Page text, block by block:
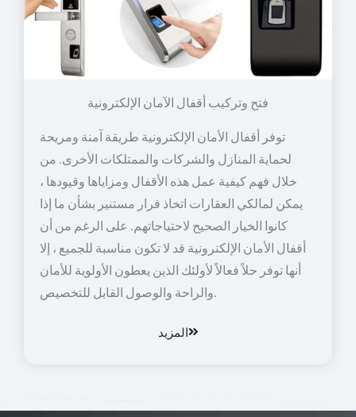
توفر أقفال الأمان الإلكترونية طريقة آمنة ومريحة
لحماية المنازل والشركات والممتلكات الأخرى. من
خلال فهم كيفية عمل هذه الأقفال ومزاياها وقيودها ،
يمكن لمالكي العقارات اتخاذ قرار مستنير بشأن ما إذا
كانوا الخيار الصحيح لاحتياجاتهم. على الرغم من أن
أقفال الأمان الإلكترونية قد لا تكون مناسبة للجميع ، إلا
أنها توفر حلاً فعالاً لأولئك الذين يعطون الأولوية للأمان
والراحة والوصول القابل للتخصيص.
المزيد